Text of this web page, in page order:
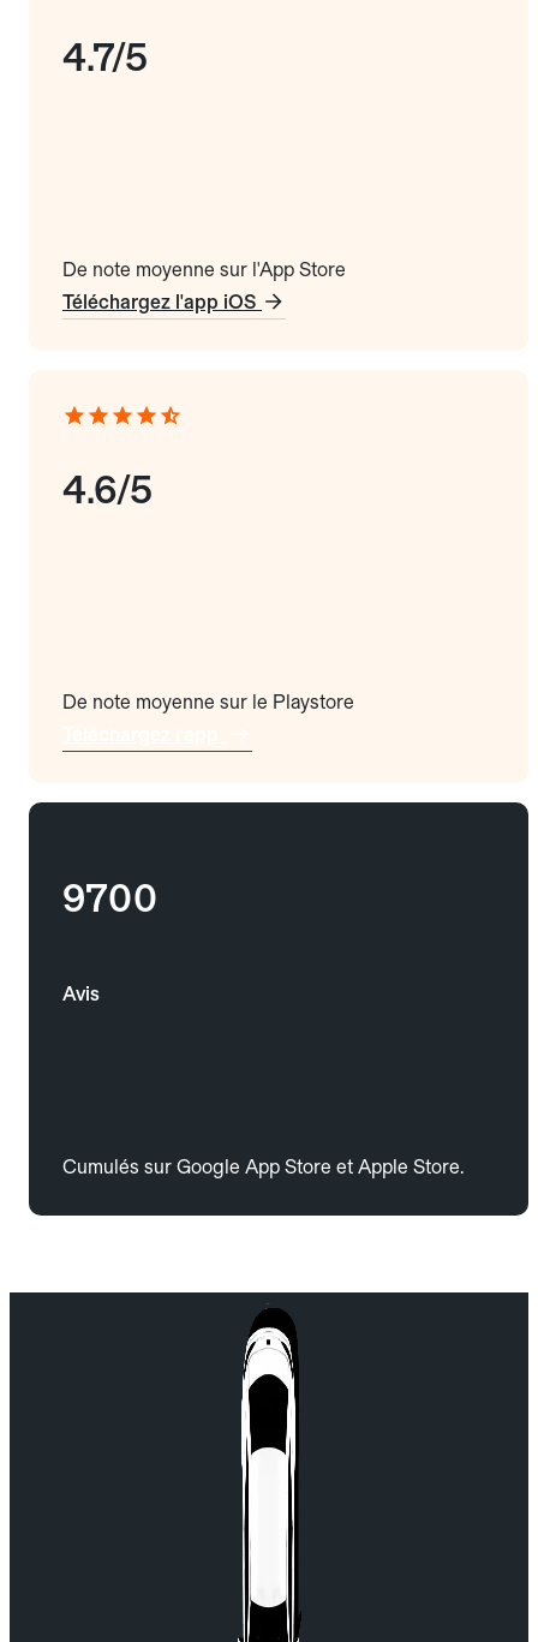
4.7/5
De note moyenne sur l'App Store
Téléchargez l'app iOS
4.6/5
De note moyenne sur le Playstore
9700
Avis
Cumulés sur Google App Store et Apple Store.